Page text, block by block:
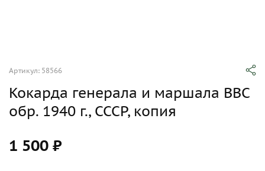
Артикул: 58566
Кокарда генерала и маршала ВВС
обр. 1940 г., СССР, копия
1 500 ₽